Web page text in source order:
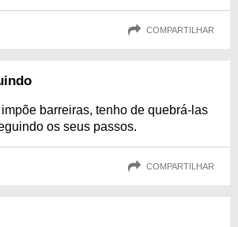
COMPARTILHAR
barreiras, tenho de quebrá-las
os seus passos.
COMPARTILHAR